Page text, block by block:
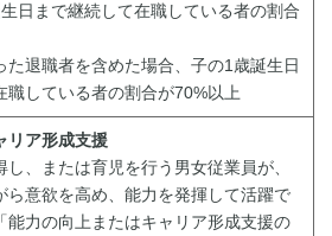
日まで継続して在職している者の割合
退職者を含めた場合、子の1歳誕生日
職している者の割合が70%以上
リア形成支援
し、または育児を行う男女従業員が、
ら意欲を高め、能力を発揮して活躍で
能力の向上またはキャリア形成支援の